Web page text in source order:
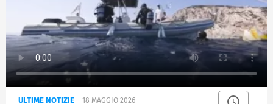
ULTIME NOTIZIE 18 MAGGIO 2026